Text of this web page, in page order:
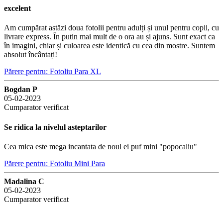
excelent
Am cumpărat astăzi doua fotolii pentru adulți și unul pentru copii, cu
livrare express. În putin mai mult de o ora au și ajuns. Sunt exact ca
în imagini, chiar și culoarea este identică cu cea din mostre. Suntem
absolut încântați!
Părere pentru: Fotoliu Para XL
Bogdan P
05-02-2023
Cumparator verificat
Se ridica la nivelul asteptarilor
Cea mica este mega incantata de noul ei puf mini "popocaliu"
Părere pentru: Fotoliu Mini Para
Madalina C
05-02-2023
Cumparator verificat